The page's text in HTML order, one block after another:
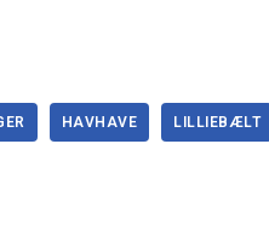
HAVHAVE LILLIEBÆLT